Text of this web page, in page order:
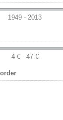
1949 - 2013
4 € - 47 €